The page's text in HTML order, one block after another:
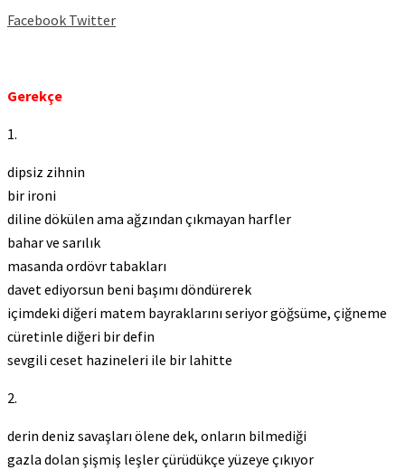
Facebook Twitter
Gerekçe
1.
dipsiz zihnin
bir ironi
diline dökülen ama ağzından çıkmayan harfler
bahar ve sarılık
masanda ordövr tabakları
davet ediyorsun beni başımı döndürerek
içimdeki diğeri matem bayraklarını seriyor göğsüme, çiğneme
cüretinle diğeri bir defin
sevgili ceset hazineleri ile bir lahitte
2.
derin deniz savaşları ölene dek, onların bilmediği
gazla dolan şişmiş leşler çürüdükçe yüzeye çıkıyor